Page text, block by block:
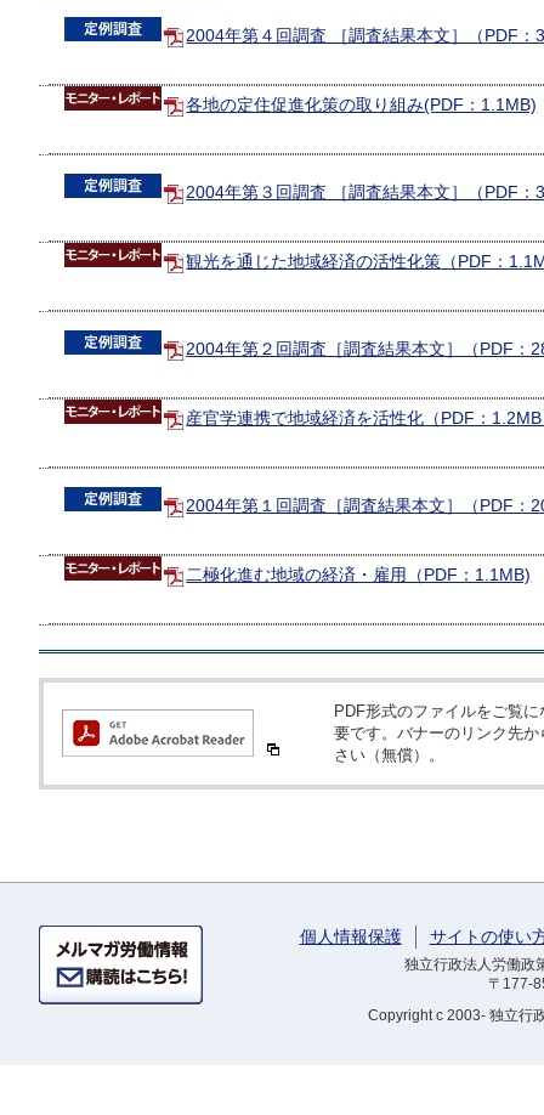
2004年第４回調査 ［調査結果本文］（PDF：
各地の定住促進化策の取り組み(PDF：1.1MB)
2004年第３回調査 ［調査結果本文］（PDF：
観光を通じた地域経済の活性化策（PDF：
2004年第２回調査［調査結果本文］（PDF：
産官学連携で地域経済を活性化（PDF：
2004年第１回調査［調査結果本文］（PDF：
二極化進む地域の経済・雇用（PDF：1.1MB)
PDF形式のファイルをご覧
要です。バナーのリンク先
さい（無償）。
個人情報保護 サイトの使い
独立行政法人労働
〒177-
Copyrightc 2003- 独立行